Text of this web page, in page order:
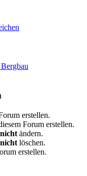
erstellen.
Forum erstellen.
nicht ändern.
nicht löschen.
erstellen.